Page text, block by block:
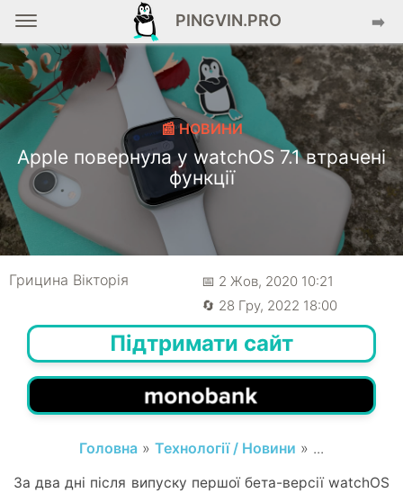
PINGVIN.PRO ➡️
📰 НОВИНИ
Apple повернула у watchOS 7.1 втрачені
функції
Грицина Вікторія
📅 2 Жов, 2020 10:21
🔄 28 Гру, 2022 18:00
Підтримати сайт
Головна » Технології / Новини » ...
За два дні після випуску першої бета-версії watchOS